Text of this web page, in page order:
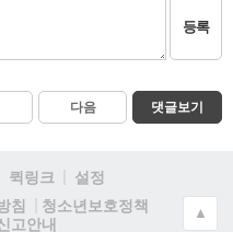
등록
다음 댓글보기
퀵링크
설정
침
청소년보호정책
고안내
▲